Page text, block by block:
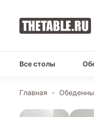
Все столы
Главная -